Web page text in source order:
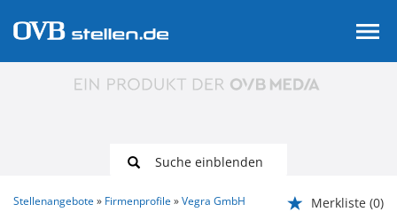
Suche einblenden
Stellenangebote Firmenprofile Vegra GmbH Merkliste (0)